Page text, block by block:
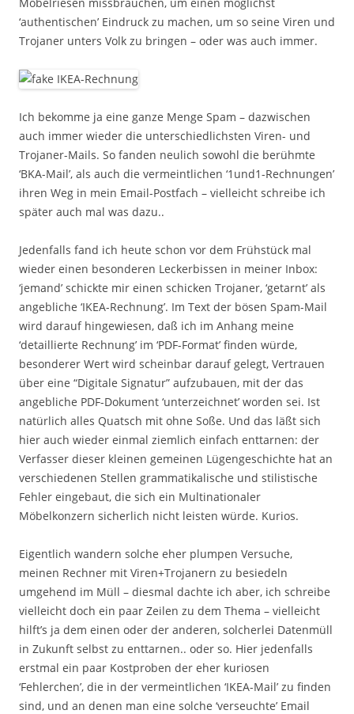
‘authentischen’ Eindruck zu machen, um so seine Viren und
Trojaner unters Volk zu bringen – oder was auch immer.
Ich bekomme ja eine ganze Menge Spam – dazwischen
auch immer wieder die unterschiedlichsten Viren- und
Trojaner-Mails. So fanden neulich sowohl die berühmte
‘BKA-Mail’, als auch die vermeintlichen ‘1und1-Rechnungen’
ihren Weg in mein Email-Postfach – vielleicht schreibe ich
später auch mal was dazu..
Jedenfalls fand ich heute schon vor dem Frühstück mal
wieder einen besonderen Leckerbissen in meiner Inbox:
‘jemand’ schickte mir einen schicken Trojaner, ‘getarnt’ als
angebliche ‘IKEA-Rechnung’. Im Text der bösen Spam-Mail
wird darauf hingewiesen, daß ich im Anhang meine
‘detaillierte Rechnung’ im ‘PDF-Format’ finden würde,
besonderer Wert wird scheinbar darauf gelegt, Vertrauen
über eine “Digitale Signatur” aufzubauen, mit der das
angebliche PDF-Dokument ‘unterzeichnet’ worden sei. Ist
natürlich alles Quatsch mit ohne Soße. Und das läßt sich
hier auch wieder einmal ziemlich einfach enttarnen: der
Verfasser dieser kleinen gemeinen Lügengeschichte hat an
verschiedenen Stellen grammatikalische und stilistische
Fehler eingebaut, die sich ein Multinationaler
Möbelkonzern sicherlich nicht leisten würde. Kurios.
Eigentlich wandern solche eher plumpen Versuche,
meinen Rechner mit Viren+Trojanern zu besiedeln
umgehend im Müll – diesmal dachte ich aber, ich schreibe
vielleicht doch ein paar Zeilen zu dem Thema – vielleicht
hilft’s ja dem einen oder der anderen, solcherlei Datenmüll
in Zukunft selbst zu enttarnen.. oder so. Hier jedenfalls
erstmal ein paar Kostproben der eher kuriosen
‘Fehlerchen’, die in der vermeintlichen ‘IKEA-Mail’ zu finden
sind, und an denen man eine solche ‘verseuchte’ Email